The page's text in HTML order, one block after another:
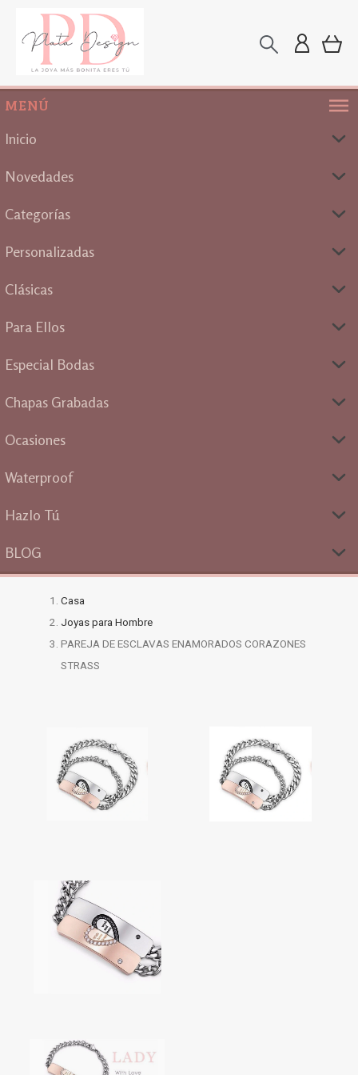
MENÚ
Inicio
Novedades
Categorías
Personalizadas
Clásicas
Para Ellos
Especial Bodas
Chapas Grabadas
Ocasiones
Waterproof
Hazlo Tú
BLOG
Casa
Joyas para Hombre
PAREJA DE ESCLAVAS ENAMORADOS CORAZONES
STRASS